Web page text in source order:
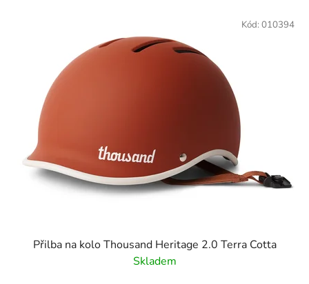
Přilba na kolo Thousand Heritage 2.0 Terra Cotta
Skladem
Kód: 010394